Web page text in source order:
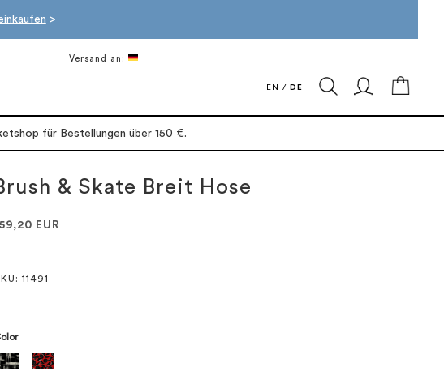
>
Versand an:
EN / DE
für Bestellungen über 150 €.
& Skate Breit Hose
EUR
: 11491